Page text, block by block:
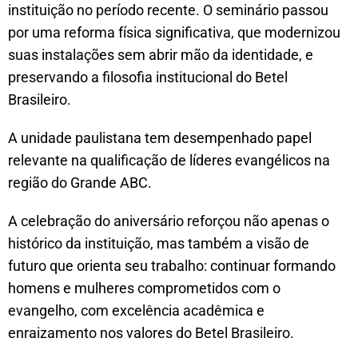
instituição no período recente. O seminário passou
por uma reforma física significativa, que modernizou
suas instalações sem abrir mão da identidade, e
preservando a filosofia institucional do Betel
Brasileiro.
A unidade paulistana tem desempenhado papel
relevante na qualificação de líderes evangélicos na
região do Grande ABC.
A celebração do aniversário reforçou não apenas o
histórico da instituição, mas também a visão de
futuro que orienta seu trabalho: continuar formando
homens e mulheres comprometidos com o
evangelho, com excelência acadêmica e
enraizamento nos valores do Betel Brasileiro.